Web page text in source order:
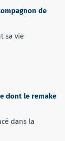
de
sa vie
dont le remake
dans la